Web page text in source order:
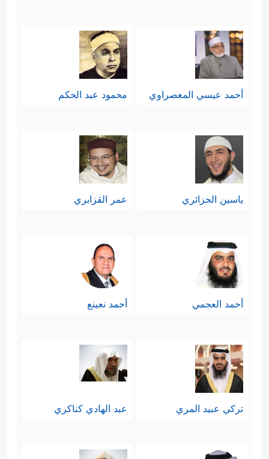
أحمد عيسي المعصراوي محمود عبد الحكم
ياسين الجزائري عمر القزابري
أحمد العجمي أحمد نعينع
تركي عبيد المري عبد الهادي كناكري